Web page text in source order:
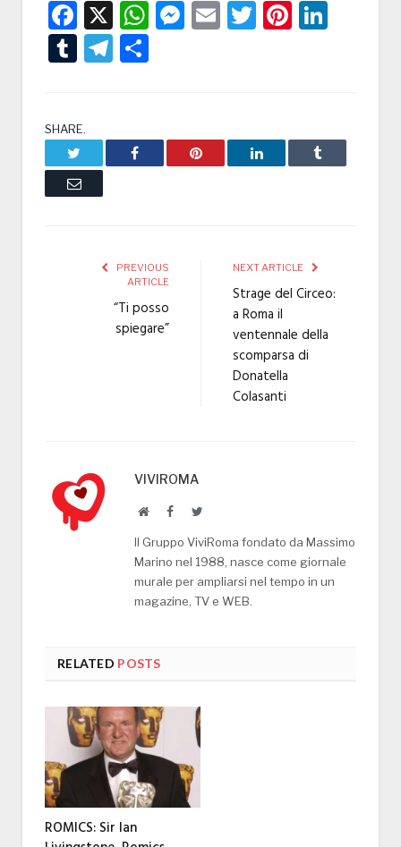
Facebook
X WhatsApp
Messenger
EmailTwitter
TumblrTelegram
SHARE.
Facebook Pinterest LinkedIn Tumblr
Email
PREVIOUS
ARTICLE
“Ti posso
spiegare”
NEXT ARTICLE
Strage del Circeo:
a Roma il
ventennale della
scomparsa di
Donatella
Colasanti
VIVIROMA
WebsiteFacebookTwitter
Il Gruppo ViviRoma fondato da Massimo
Marino nel 1988, nasce come giornale
murale per ampliarsi nel tempo in un
magazine, TV e WEB.
RELATED POSTS
ROMICS: Sir Ian